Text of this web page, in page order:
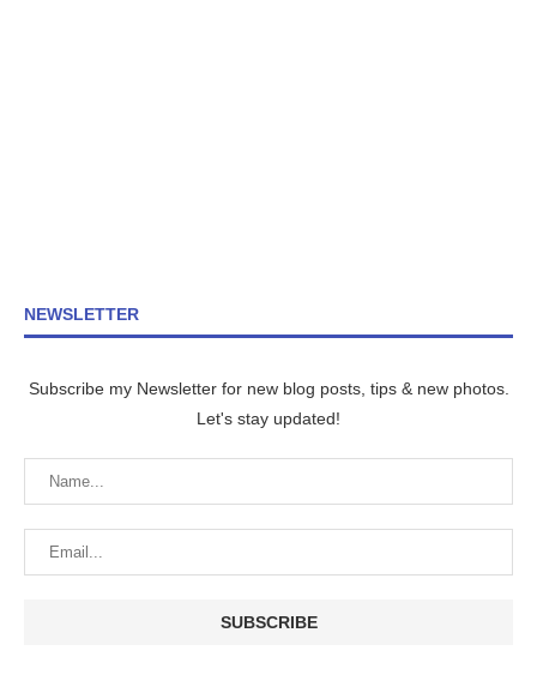
NEWSLETTER
Subscribe my Newsletter for new blog posts, tips & new photos.
Let's stay updated!